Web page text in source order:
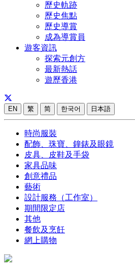
歷史軌跡
歷史焦點
歷史導賞
成為導賞員
遊客資訊
探索元創方
最新熱話
遊歷香港
EN 繁 简 한국어 日本語
時尚服裝
配飾、珠寶、鐘錶及眼鏡
皮具、皮鞋及手袋
家具品味
創意禮品
藝術
設計服務（工作室）
期間限定店
其他
餐飲及烹飪
網上購物